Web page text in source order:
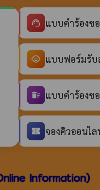
support_agent แบบคำร้องข
child_care แบบฟอร์มรับ
delete_sweep แบบคำร้องข
confirmation_number จองคิวออนไ
Information)